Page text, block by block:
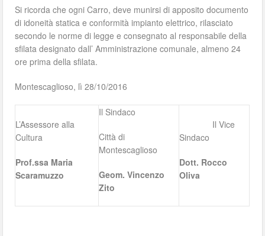
Si ricorda che ogni Carro, deve munirsi di apposito documento
di idoneità statica e conformità impianto elettrico, rilasciato
secondo le norme di legge e consegnato al responsabile della
sfilata designato dall’ Amministrazione comunale, almeno 24
ore prima della sfilata.
Montescaglioso, lì 28/10/2016
L’Assessore alla
Cultura
Prof.ssa Maria
Scaramuzzo
Il Sindaco
Città di
Montescaglioso
Geom. Vincenzo
Zito
Il Vice
Sindaco
Dott. Rocco
Oliva